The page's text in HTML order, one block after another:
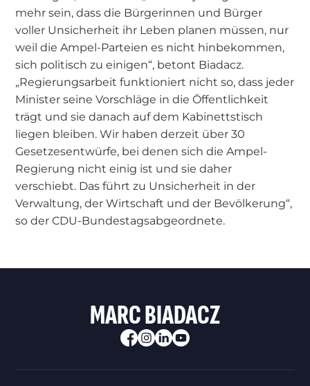
mehr sein, dass die Bürgerinnen und Bürger
voller Unsicherheit ihr Leben planen müssen, nur
weil die Ampel-Parteien es nicht hinbekommen,
sich politisch zu einigen“, betont Biadacz.
„Regierungsarbeit funktioniert nicht so, dass jeder
Minister seine Vorschläge in die Öffentlichkeit
trägt und sie danach auf dem Kabinettstisch
liegen bleiben. Wir haben derzeit über 30
Gesetzesentwürfe, bei denen sich die Ampel-
Regierung nicht einig ist und sie daher
verschiebt. Das führt zu Unsicherheit in der
Verwaltung, der Wirtschaft und der Bevölkerung“,
so der CDU-Bundestagsabgeordnete.
MARC BIADACZ